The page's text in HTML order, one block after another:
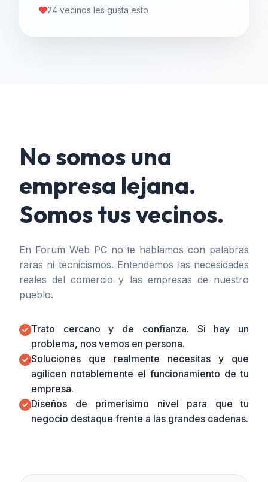
24 vecinos les gusta esto
No somos una
empresa lejana.
Somos tus vecinos.
En Forum Web PC no te hablamos con palabras
raras ni tecnicismos. Entendemos las necesidades
reales del comercio y las empresas de nuestro
pueblo.
Trato cercano y de confianza. Si hay un
problema, nos vemos en persona.
Soluciones que realmente necesitas y que
agilicen notablemente el funcionamiento de tu
empresa.
Diseños de primerísimo nivel para que tu
negocio destaque frente a las grandes cadenas.